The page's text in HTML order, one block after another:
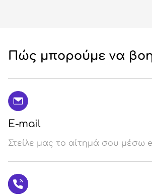
Πώς μπορούμε να
E-mail
Στείλε μας το αίτημά σου μέσω